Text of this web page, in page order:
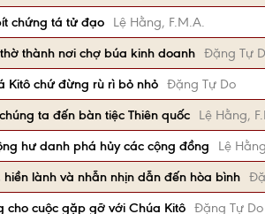
chứng tá tử đạo
Lệ Hằng, F.M.A.
thành nơi chợ búa kinh doanh Đặng Tự
Kitô chứ đừng rù rì bỏ nhỏ Đặng Tự Do
ta đến bàn tiệc Thiên quốc
Lệ Hằng,
hư danh phá hủy các cộng đồng
Lệ
lành và nhẫn nhịn dẫn đến hòa bình
cho cuộc gặp gỡ với Chúa Kitô Đặng Tự Do